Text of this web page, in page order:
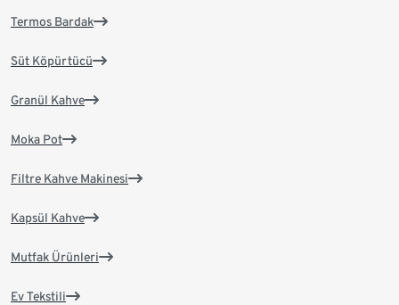
Termos Bardak
Süt Köpürtücü
Granül Kahve
Moka Pot
Filtre Kahve Makinesi
Kapsül Kahve
Mutfak Ürünleri
Ev Tekstili